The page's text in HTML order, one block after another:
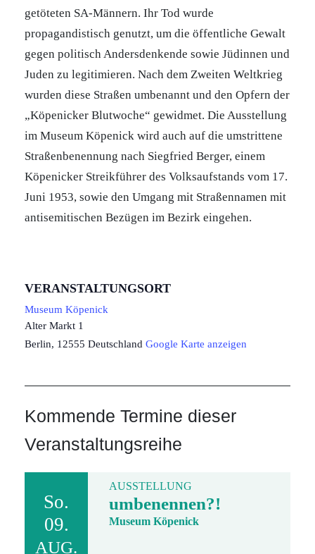
getöteten SA-Männern. Ihr Tod wurde
propagandistisch genutzt, um die öffentliche Gewalt
gegen politisch Andersdenkende sowie Jüdinnen und
Juden zu legitimieren. Nach dem Zweiten Weltkrieg
wurden diese Straßen umbenannt und den Opfern der
„Köpenicker Blutwoche“ gewidmet. Die Ausstellung
im Museum Köpenick wird auch auf die umstrittene
Straßenbenennung nach Siegfried Berger, einem
Köpenicker Streikführer des Volksaufstands vom 17.
Juni 1953, sowie den Umgang mit Straßennamen mit
antisemitischen Bezügen im Bezirk eingehen.
VERANSTALTUNGSORT
Museum Köpenick
Alter Markt 1
Berlin, 12555 Deutschland Google Karte anzeigen
Kommende Termine dieser
Veranstaltungsreihe
So.
09.
AUG.
AUSSTELLUNG
umbenennen?!
Museum Köpenick